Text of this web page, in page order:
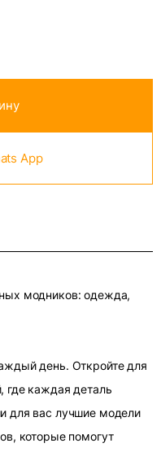
App
модников: одежда,
день. Откройте для
где каждая деталь
для вас лучшие модели
которые помогут